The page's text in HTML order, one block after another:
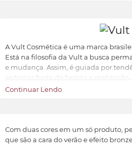
A Vult Cosmética é uma marca
Está na filosofia da Vult a busca
e mudança. Assim, é guiada por
se tornar fonte de beleza e
Cosmética é oferecer ao universo
Continuar Lendo
Com duas cores em um só produto,
que são a cara do verão e efeito